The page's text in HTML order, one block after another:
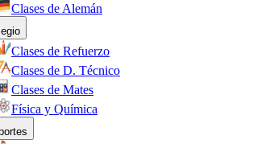
Clases de Alemán
Clases de Refuerzo
Clases de D. Técnico
Clases de Mates
Física y Química